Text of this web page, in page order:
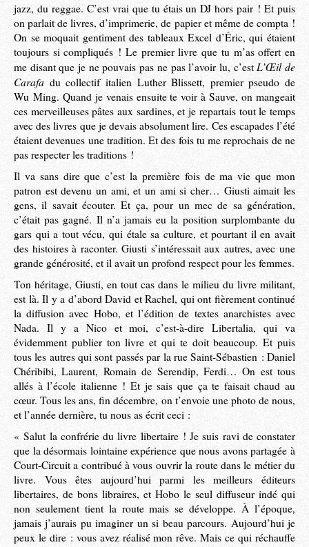
jazz, du reggae. C’est vrai que tu étais un DJ hors pair ! Et puis
on parlait de livres, d’imprimerie, de papier et même de compta !
On se moquait gentiment des tableaux Excel d’Éric, qui étaient
toujours si compliqués ! Le premier livre que tu m’as offert en
me disant que je ne pouvais pas ne pas l’avoir lu, c’estL’Œil de
Carafa du collectif italien Luther Blissett, premier pseudo de
Wu Ming. Quand je venais ensuite te voir à Sauve, on mangeait
ces merveilleuses pâtes aux sardines, et je repartais tout le temps
avec des livres que je devais absolument lire. Ces escapades l’été
étaient devenues une tradition. Et des fois tu me reprochais de ne
pas respecter les traditions !
Il va sans dire que c’est la première fois de ma vie que mon
patron est devenu un ami, et un ami si cher… Giusti aimait les
gens, il savait écouter. Et ça, pour un mec de sa génération,
c’était pas gagné. Il n’a jamais eu la position surplombante du
gars qui a tout vécu, qui étale sa culture, et pourtant il en avait
des histoires à raconter. Giusti s’intéressait aux autres, avec une
grande générosité, et il avait un profond respect pour les femmes.
Ton héritage, Giusti, en tout cas dans le milieu du livre militant,
est là. Il y a d’abord David et Rachel, qui ont fièrement continué
la diffusion avec Hobo, et l’édition de textes anarchistes avec
Nada. Il y a Nico et moi, c’est-à-dire Libertalia, qui va
évidemment publier ton livre et qui te doit beaucoup. Et puis
tous les autres qui sont passés par la rue Saint-Sébastien : Daniel
Chéribibi, Laurent, Romain de Serendip, Ferdi… On est tous
allés à l’école italienne ! Et je sais que ça te faisait chaud au
cœur. Tous les ans, fin décembre, on t’envoie une photo de nous,
et l’année dernière, tu nous as écrit ceci :
« Salut la confrérie du livre libertaire ! Je suis ravi de constater
que la désormais lointaine expérience que nous avons partagée à
Court-Circuit a contribué à vous ouvrir la route dans le métier du
livre. Vous êtes aujourd’hui parmi les meilleurs éditeurs
libertaires, de bons libraires, et Hobo le seul diffuseur indé qui
non seulement tient la route mais se développe. À l’époque,
jamais j’aurais pu imaginer un si beau parcours. Aujourd’hui je
peux le dire : vous avez réalisé mon rêve. Mais ce qui réchauffe